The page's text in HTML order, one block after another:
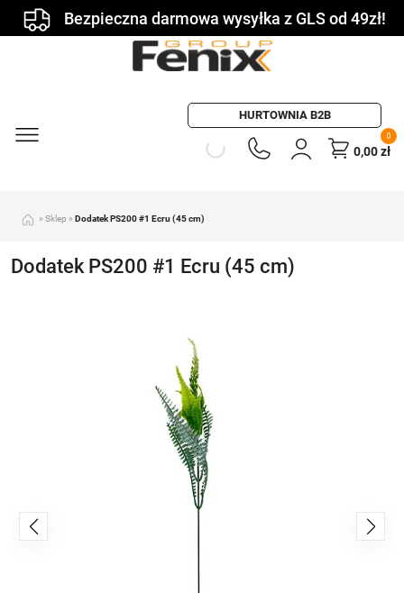
Bezpieczna darmowa wysyłka z GLS od 49zł!
HURTOWNIA B2B
0
0,00zł
» Sklep » Dodatek PS200 #1 Ecru (45 cm)
Dodatek PS200 #1 Ecru (45 cm)